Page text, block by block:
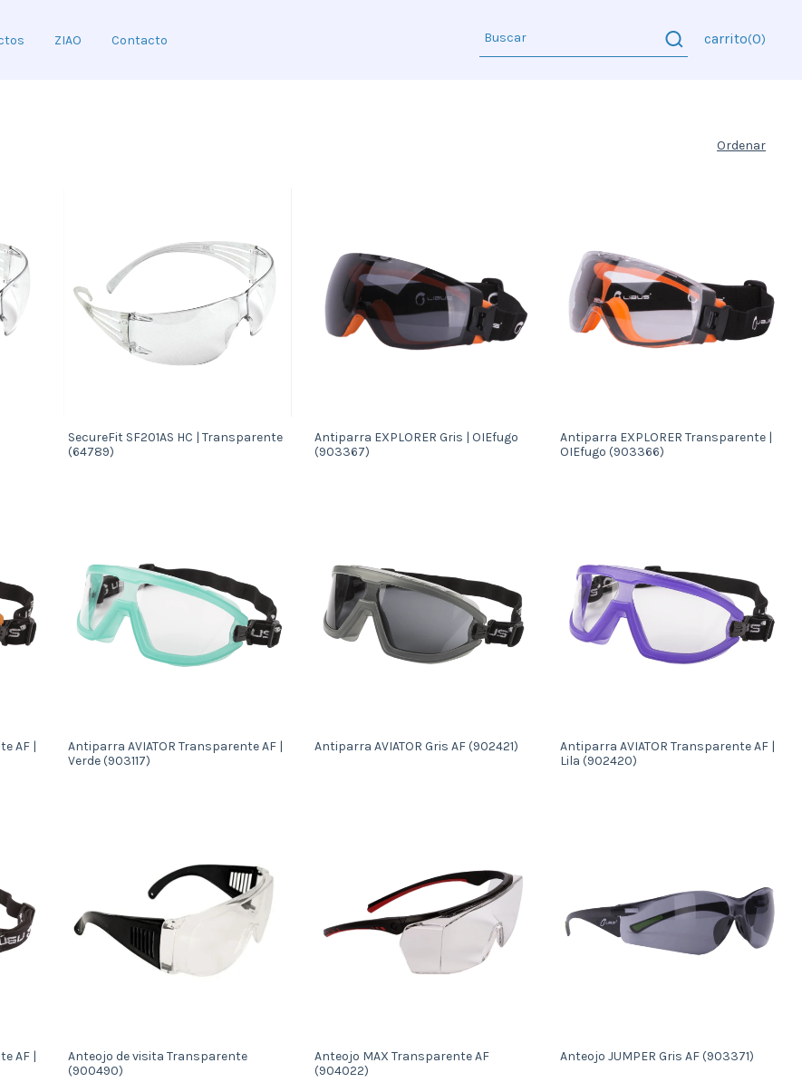
ZIAO Contacto carrito(0)
Ordenar
SecureFit SF201AS HC | Transparente
(64789)
Antiparra EXPLORER Gris | OIEfugo
(903367)
Antiparra EXPLORER Transparente |
OIEfugo (903366)
AF |
Antiparra AVIATOR Transparente AF |
Verde (903117)
Antiparra AVIATOR Gris AF (902421)
Antiparra AVIATOR Transparente AF |
Lila (902420)
AF |
Anteojo de visita Transparente
(900490)
Anteojo MAX Transparente AF
(904022)
Anteojo JUMPER Gris AF (903371)